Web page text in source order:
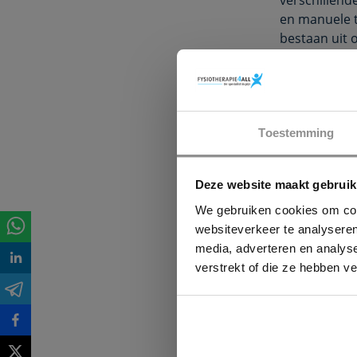
Toestemming
Deze website maakt
We gebruiken cookies om
websiteverkeer te
media, adverteren en
verstrekt of die ze hebben
en manuele
bestaan uit
termijn is, is
therapie
Omdat er in
frequentie,
waarbij
hebben
conclusie